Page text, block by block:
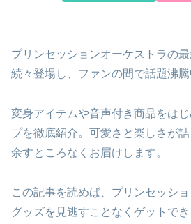
プリンセッションオーケストラの
続々登場し、ファンの間で話題沸騰
変身アイテムや音声付き商品をは
プを徹底紹介。可愛さと楽しさが
余すところなくお届けします。
この記事を読めば、プリンセッシ
グッズを見逃すことなくゲットで